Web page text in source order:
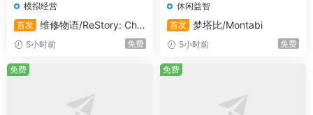
新手农夫，还是经验丰富的资深农场主，都能在这里找到属
于自己的乐趣和挑战。如果这些还不能满足你对游戏的期
待，你还可以从游戏内的ModHub下载经过开发人员严格测
试的用户作品，进一步拓展游戏的内容和玩法。
系统需求
模拟经营
首发 维修物语/ReStory: Chill
Electronics Repairs
5小时前 免费
休闲益智
首发 梦塔比/Montabi
5小时前 免费
免费 免费